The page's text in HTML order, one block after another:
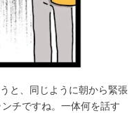
と、同じように朝から緊張
チですね。一体何を話す